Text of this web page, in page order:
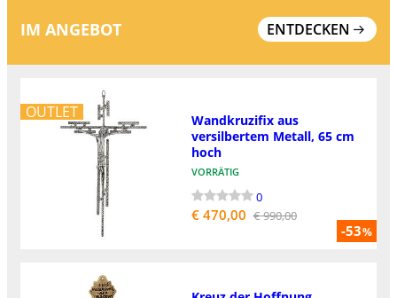
IM ANGEBOT ENTDECKEN
OUTLET
-53%
Wandkruzifix aus
versilbertem Metall, 65 cm
hoch
VORRÄTIG
0
€ 470,00 € 990,00